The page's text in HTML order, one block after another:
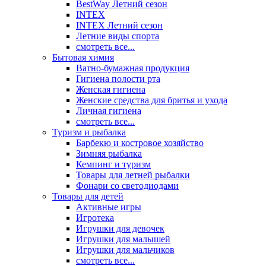
BestWay Летний сезон
INTEX
INTEX Летний сезон
Летние виды спорта
смотреть все...
Бытовая химия
Ватно-бумажная продукция
Гигиена полости рта
Женская гигиена
Женские средства для бритья и ухода
Личная гигиена
смотреть все...
Туризм и рыбалка
Барбекю и костровое хозяйство
Зимняя рыбалка
Кемпинг и туризм
Товары для летней рыбалки
Фонари со светодиодами
Товары для детей
Активные игры
Игротека
Игрушки для девочек
Игрушки для малышей
Игрушки для мальчиков
смотреть все...